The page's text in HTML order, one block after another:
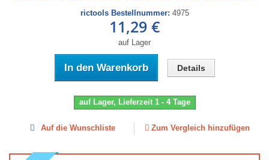
rictools Bestellnummer: 4975
11,29 €
auf Lager
In den Warenkorb Details
auf Lager, Lieferzeit 1 - 4 Tage
Auf die Wunschliste Zum Vergleich hinzufügen